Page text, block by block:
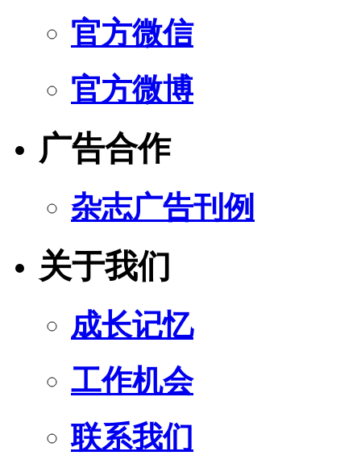
官方微信
官方微博
广告合作
杂志广告刊例
关于我们
成长记忆
工作机会
联系我们